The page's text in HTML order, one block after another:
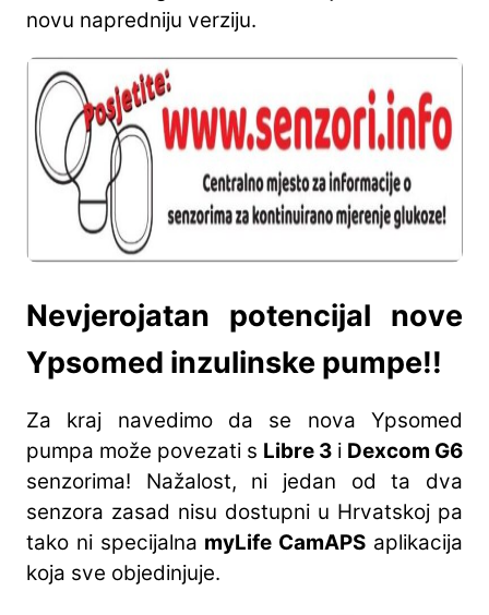
novu napredniju verziju.
Nevjerojatan potencijal nove
Ypsomed inzulinske pumpe!!
Za kraj navedimo da se nova Ypsomed
pumpa može povezati s Libre 3 i Dexcom G6
senzorima! Nažalost, ni jedan od ta dva
senzora zasad nisu dostupni u Hrvatskoj pa
tako ni specijalna myLife CamAPS aplikacija
koja sve objedinjuje.